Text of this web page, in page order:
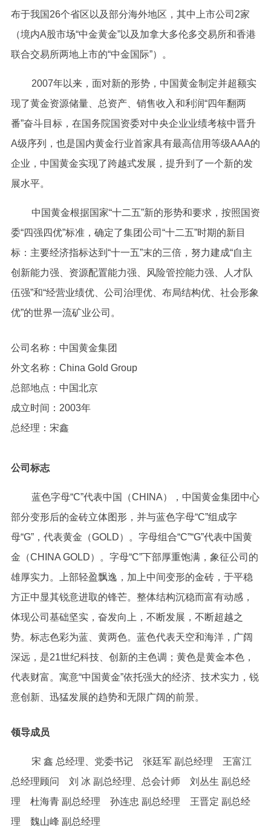
布于我国26个省区以及部分海外地区，其中上市公司2家
（境内A股市场“中金黄金”以及加拿大多伦多交易所和香港
联合交易所两地上市的“中金国际”）。
2007年以来，面对新的形势，中国黄金制定并超额实
现了黄金资源储量、总资产、销售收入和利润“四年翻两
番”奋斗目标，在国务院国资委对中央企业业绩考核中晋升
A级序列，也是国内黄金行业首家具有最高信用等级AAA的
企业，中国黄金实现了跨越式发展，提升到了一个新的发
展水平。
中国黄金根据国家“十二五”新的形势和要求，按照国资
委“四强四优”标准，确定了集团公司“十二五”时期的新目
标：主要经济指标达到“十一五”末的三倍，努力建成“自主
创新能力强、资源配置能力强、风险管控能力强、人才队
伍强”和“经营业绩优、公司治理优、布局结构优、社会形象
优”的世界一流矿业公司。
公司名称：中国黄金集团
外文名称：China Gold Group
总部地点：中国北京
成立时间：2003年
总经理：宋鑫
公司标志
蓝色字母“C”代表中国（CHINA），中国黄金集团中心
部分变形后的金砖立体图形，并与蓝色字母“C”组成字
母“G”，代表黄金（GOLD）。字母组合“C”“G”代表中国黄
金（CHINA GOLD）。字母“C”下部厚重饱满，象征公司的
雄厚实力。上部轻盈飘逸，加上中间变形的金砖，于平稳
方正中显其锐意进取的锋芒。整体结构沉稳而富有动感，
体现公司基础坚实，奋发向上，不断发展，不断超越之
势。标志色彩为蓝、黄两色。蓝色代表天空和海洋，广阔
深远，是21世纪科技、创新的主色调；黄色是黄金本色，
代表财富。寓意“中国黄金”依托强大的经济、技术实力，锐
意创新、迅猛发展的趋势和无限广阔的前景。
领导成员
宋 鑫 总经理、党委书记 张廷军 副总经理 王富江
总经理顾问 刘 冰 副总经理、总会计师 刘丛生 副总经
理 杜海青 副总经理 孙连忠 副总经理 王晋定 副总经
理 魏山峰 副总经理